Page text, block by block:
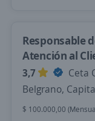
Responsable
Atención al
3,7
Ceta
Belgrano,
$ 100.000,00